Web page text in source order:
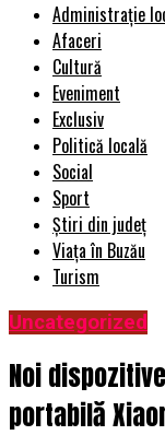
Administrație
Afaceri
Cultură
Eveniment
Exclusiv
Politică locală
Social
Sport
Știri din județ
Viața în Buzău
Turism
Uncategorized
Noi
portabilă